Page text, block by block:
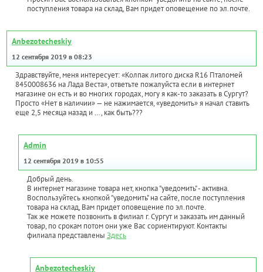
поступления товара на склад, Вам придет оповещение по эл.почте.
Anbezotecheskiy
12 сентября 2019 в 08:23
Здравствуйте, меня интересует: «Колпак литого диска R16 Пталомей
8450008636 на Лада Веста», ответьте пожалуйста если в интернет
магазине он есть и во многих городах, могу я как-то заказать в Сургут?
Просто «Нет в наличии» — не нажимается, «уведомить» я начал ставить
еще 2,5 месяца назад и …, как быть???
Admin
12 сентября 2019 в 10:55
Добрый день.
В интернет магазине товара нет, кнопка "уведомить" - активна.
Воспользуйтесь кнопкой "уведомить" на сайте, после поступления
товара на склад, Вам придет оповещение по эл.почте.
Так же можете позвонить в филиал г. Сургут и заказать им данный
товар, по срокам потом они уже Вас сориентируют. Контакты
филиала представлены Здесь
Anbezotecheskiy